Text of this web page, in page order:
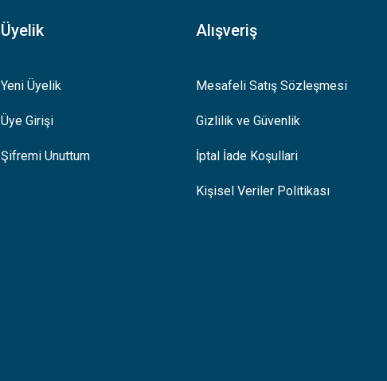
Üyelik
Yeni Üyelik
Üye Girişi
Şifremi Unuttum
Alışveriş
Mesafeli Satış Sözleşmesi
Gizlilik ve Güvenlik
İptal İade Koşullari
Kişisel Veriler Politikası